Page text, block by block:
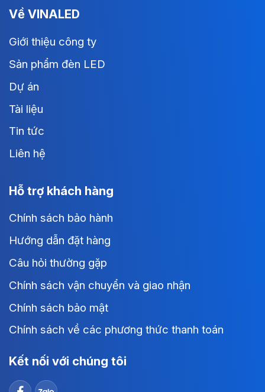
Về VINALED
Giới thiệu công ty
Sản phẩm đèn LED
Dự án
Tài liệu
Tin tức
Liên hệ
Hỗ trợ khách hàng
Chính sách bảo hành
Hướng dẫn đặt hàng
Câu hỏi thường gặp
Chính sách vận chuyển và giao nhận
Chính sách bảo mật
Chính sách về các phương thức thanh toán
Kết nối với chúng tôi